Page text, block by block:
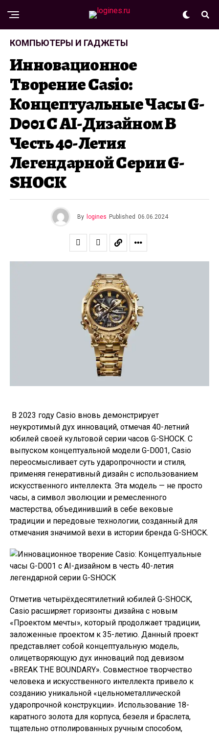
КОМПЬЮТЕРЫ И ГАДЖЕТЫ
Инновационное
Творение Casio:
Концептуальные Часы G-
D001 С AI-Дизайном В
Честь 40-Летия
Легендарной Серии G-
SHOCK
By logines Published 06.06.2024
В 2023 году Casio вновь демонстрирует
неукротимый дух инноваций, отмечая 40-летний
юбилей своей культовой серии часов G-SHOCK. С
выпуском концептуальной модели G-D001, Casio
переосмысливает суть ударопрочности и стиля,
применяя генеративный дизайн с использованием
искусственного интеллекта. Эта модель — не просто
часы, а символ эволюции и ремесленного
мастерства, объединивший в себе вековые
традиции и передовые технологии, созданный для
отмечания значимой вехи в истории бренда G-SHOCK.
Отметив четырёхдесятилетний юбилей G-SHOCK,
Casio расширяет горизонты дизайна с новым
«Проектом мечты», который продолжает традиции,
заложенные проектом к 35-летию. Данный проект
представляет собой концептуальную модель,
олицетворяющую дух инноваций под девизом
«BREAK THE BOUNDARY». Совместное творчество
человека и искусственного интеллекта привело к
созданию уникальной «цельнометаллической
ударопрочной конструкции». Использование 18-
каратного золота для корпуса, безеля и браслета,
тщательно отполированных ручным способом,